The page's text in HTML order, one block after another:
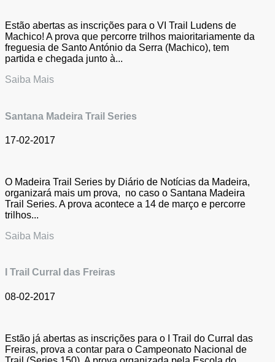
Estão abertas as inscrições para o VI Trail Ludens de
Machico! A prova que percorre trilhos maioritariamente da
freguesia de Santo António da Serra (Machico), tem
partida e chegada junto à...
Saiba Mais
Santana Madeira Trail Series
17-02-2017
O Madeira Trail Series by Diário de Notícias da Madeira,
organizará mais um prova, no caso o Santana Madeira
Trail Series. A prova acontece a 14 de março e percorre
trilhos...
Saiba Mais
I Trail Curral das Freiras
08-02-2017
Estão já abertas as inscrições para o I Trail do Curral das
Freiras, prova a contar para o Campeonato Nacional de